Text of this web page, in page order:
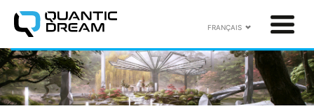
FRANÇAIS